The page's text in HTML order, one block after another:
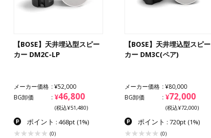
【BOSE】天井埋込型スピー
カー DM2C-LP
メーカー価格
¥52,000
BG卸価
¥46,800
(税込¥51,480)
ポイント : 468pt (1%)
(0)
【BOSE】天井埋込型スピー
カー DM3C(ペア)
メーカー価格
¥80,000
BG卸価
¥72,000
(税込¥72,000)
ポイント : 720pt (1%)
(0)